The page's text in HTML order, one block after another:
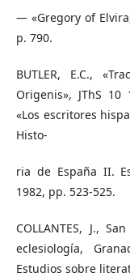
— «Gregory of
p. 790.
BUTLER, E.C.,
Origenis», JThS 10
«Los escritores
Histo-
ria de España II.
1982, pp. 523-525.
COLLANTES, J.,
eclesiología,
Estudios sobre